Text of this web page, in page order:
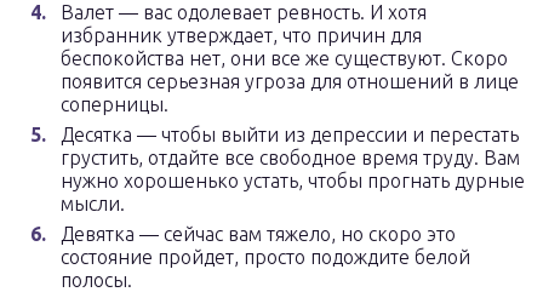
Валет — вас одолевает ревность. И хотя
избранник утверждает, что причин для
беспокойства нет, они все же существуют. Скоро
появится серьезная угроза для отношений в лице
соперницы.
Десятка — чтобы выйти из депрессии и перестать
грустить, отдайте все свободное время труду. Вам
нужно хорошенько устать, чтобы прогнать дурные
мысли.
Девятка — сейчас вам тяжело, но скоро это
состояние пройдет, просто подождите белой
полосы.